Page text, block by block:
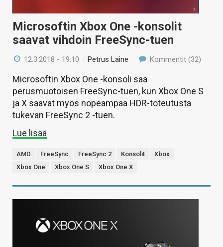
Microsoftin Xbox One -konsolit
saavat vihdoin FreeSync-tuen
12.3.2018 - 19:10 /Petrus Laine Kommentit (32)
Microsoftin Xbox One -konsoli saa
perusmuotoisen FreeSync-tuen, kun Xbox One S
ja X saavat myös nopeampaa HDR-toteutusta
tukevan FreeSync 2 -tuen.
Lue lisää
AMD FreeSync FreeSync 2 Konsolit
Xbox
Xbox One
Xbox One S Xbox One X